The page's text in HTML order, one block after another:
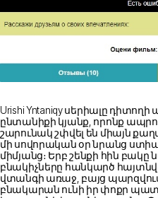
Urishi Yntaniqy սերիալը
ընտանիքի կյանք, որոնք
շարունակ շփվել են միայն
մի սովորական օր նրանց
միմյանց։ Երբ շենքի հին
բնակիչները հանկարծ
վտանգի առաջ, բայց պարզվում
բնակարան ունի իր փոքր